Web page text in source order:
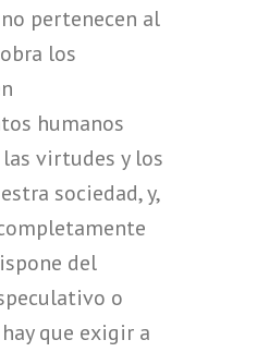
pertenecen al
los
humanos
virtudes y los
sociedad, y,
del
o
que exigir a